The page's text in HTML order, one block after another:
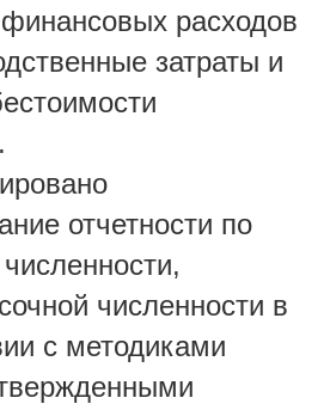
расходов
затраты и
отчетности по
численности в
с методиками